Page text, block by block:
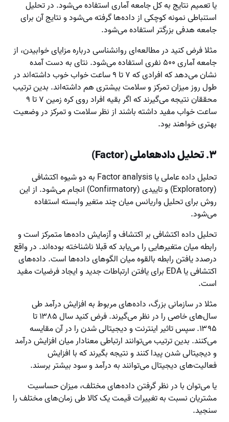
یا تعمیم نتایج به کل جامعه آماری استفاده می‌شود. در تحلیل
استنباطی نمونه کوچکی از داده‌ها گرفته می‌شود و نتایج آن برای
جامعه هدفی بزرگتر استفاده می‌شود.
مثلا فرض کنید در مطالعه‌ای روانشناسی درباره مزایای خوابیدن، از
جامعه آماری ۵۰۰ نفری استفاده می‌شود. نتای به دست آمده
نشان می‌دهد که افرادی که ۷ تا ۹ ساعت خواب خوب داشته‌اند در
طول روز میزان تمرکز و سلامت بیشتری هم داشته‌اند. بدین ترتیب
محققان نتیجه می‌گیرند که اگر بقیه افراد روی کره زمین ۷ تا ۹
ساعت خواب مفید داشته باشند از نظر سلامت و تمرکز در وضعیت
بهتری خواهند بود.
۳. تحلیل دادهعاملی (Factor)
تحلیل داده عاملی یا Factor analysis به دو شیوه اکتشافی
(Exploratory) و تاییدی (Confirmatory) انجام می‌شود. از این
روش برای تحلیل واریانس میان چند متغیر وابسته استفاده
می‌شود.
تحلیل داده اکتشافی بر اکتشاف و آزمایش داده‌ها متمرکز است و
رابطه میان متغیرهایی را می‌یابد که قبلا ناشناخته بوده‌اند. در واقع
درصدد یافتن رابطه بالقوه میان الگوهای داده‌ها است. داده‌های
اکتشافی یا EDA برای یافتن ارتباطات جدید و ایجاد فرضیات مفید
است.
مثلا در سازمانی بزرگ، داده‌های مربوط به افزایش درآمد طی
سال‌های خاصی را در نظر می‌گیرند. فرض کنید سال ۱۳۸۵ تا
۱۳۹۵. سپس تاثیر اینترنت و دیجیتالی شدن را در آن مقایسه
می‌کنند. بدین ترتیب می‌توانند ارتباطی معنادار میان افزایش درآمد
و دیجیتالی شدن پیدا کنند و نتیجه بگیرند که با افزایش
فعالیت‌های دیجیتال می‌توانند به درآمد و سود بیشتر برسند.
یا می‌توان با در نظر گرفتن داده‌های مختلف، میزان حساسیت
مشتریان نسبت به تغییرات قیمت یک کالا طی زمان‌های مختلف را
سنجید.